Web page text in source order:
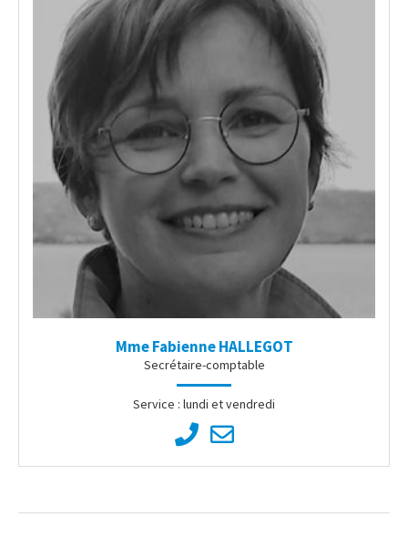
Mme Fabienne HALLEGOT
Secrétaire-comptable
Service : lundi et vendredi